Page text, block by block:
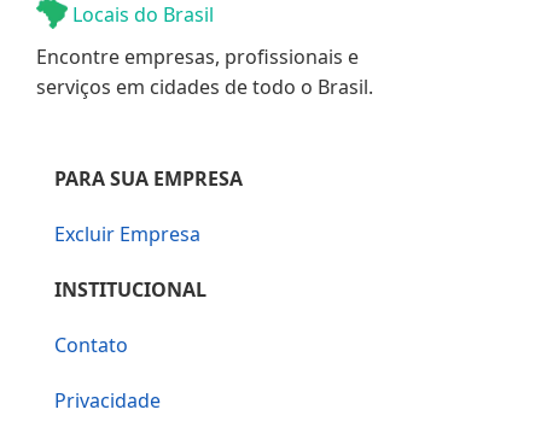
Locais do Brasil
Encontre empresas, profissionais e
serviços em cidades de todo o Brasil.
PARA SUA EMPRESA
Excluir Empresa
INSTITUCIONAL
Contato
Privacidade